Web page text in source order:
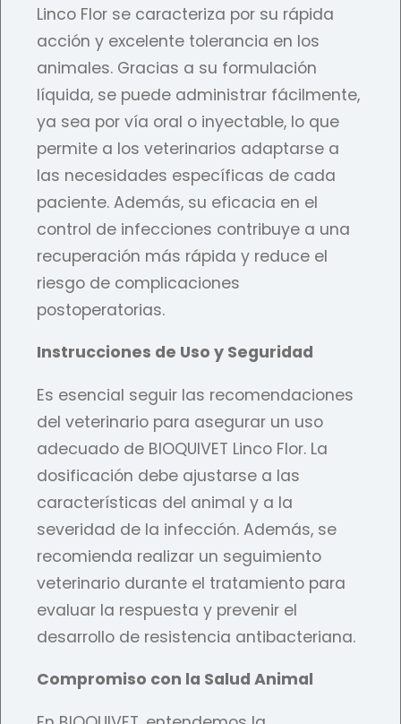
Linco Flor se caracteriza por su rápida
acción y excelente tolerancia en los
animales. Gracias a su formulación
líquida, se puede administrar fácilmente,
ya sea por vía oral o inyectable, lo que
permite a los veterinarios adaptarse a
las necesidades específicas de cada
paciente. Además, su eficacia en el
control de infecciones contribuye a una
recuperación más rápida y reduce el
riesgo de complicaciones
postoperatorias.
Instrucciones de Uso y Seguridad
Es esencial seguir las recomendaciones
del veterinario para asegurar un uso
adecuado de BIOQUIVET Linco Flor. La
dosificación debe ajustarse a las
características del animal y a la
severidad de la infección. Además, se
recomienda realizar un seguimiento
veterinario durante el tratamiento para
evaluar la respuesta y prevenir el
desarrollo de resistencia antibacteriana.
Compromiso con la Salud Animal